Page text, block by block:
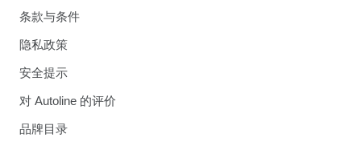
条款与条件
隐私政策
安全提示
对 Autoline 的评价
品牌目录